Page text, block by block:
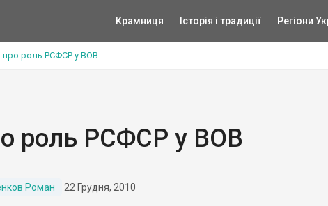
Крамниця Історія і традиції Регіони
про роль РСФСР у ВОВ
роль РСФСР у ВОВ
Роман 22 Грудня, 2010